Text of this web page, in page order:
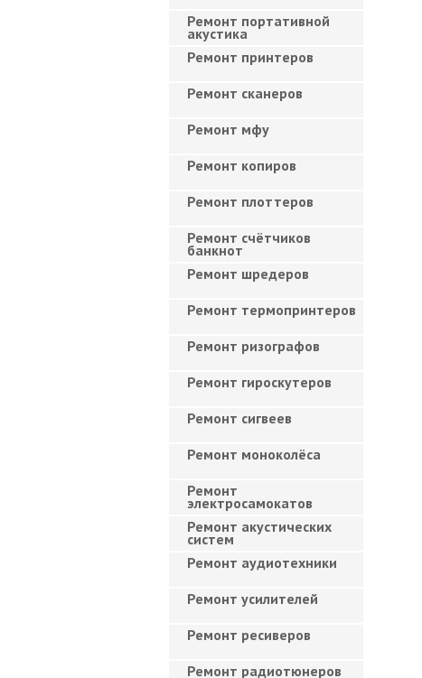
Ремонт портативной
акустика
Ремонт принтеров
Ремонт сканеров
Ремонт мфу
Ремонт копиров
Ремонт плоттеров
Ремонт счётчиков
банкнот
Ремонт шредеров
Ремонт термопринтеров
Ремонт ризографов
Ремонт гироскутеров
Ремонт сигвеев
Ремонт моноколёса
Ремонт
электросамокатов
Ремонт акустических
систем
Ремонт аудиотехники
Ремонт усилителей
Ремонт ресиверов
Ремонт радиотюнеров